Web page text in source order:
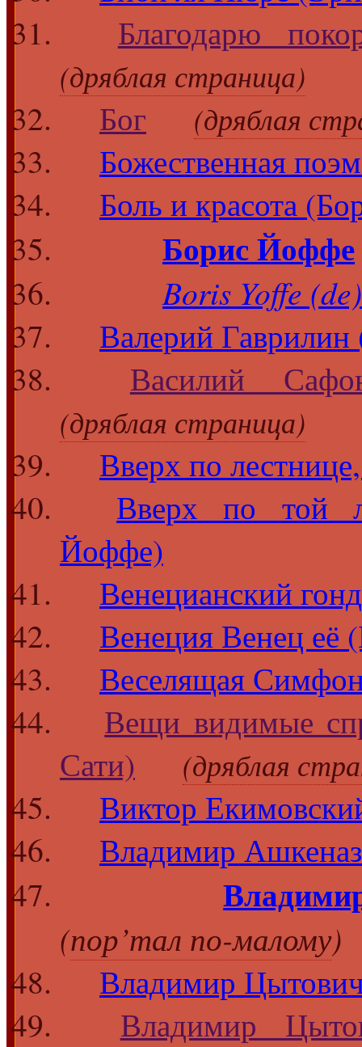
Благодарю
(дряблая страница)
Бог (дряблая
Божественная
Боль и красота
Борис Йоффе
Boris Yoffe (de)
Валерий
Василий
(дряблая страница)
Вверх по
Вверх по той
Йоффе)
Венецианский
Венеция Венец её
Веселящая
Вещи видимые
Сати)
(дряблая
Виктор
Владимир
(пор’тал по-малому)
Владимир
Владимир